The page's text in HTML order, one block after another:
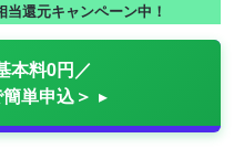
還元キャンペーン中！
本料0円／
単申込＞